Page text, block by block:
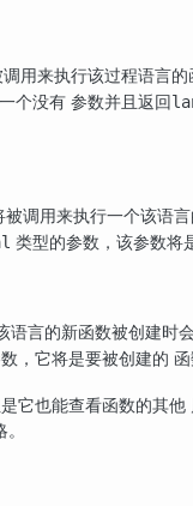
用来执行该过程语言
个没有 参数并且返回
调用来执行一个该语
类型的参数，该参数将
言的新函数被创建
，它将是要被创建的
它也能查看函数的其